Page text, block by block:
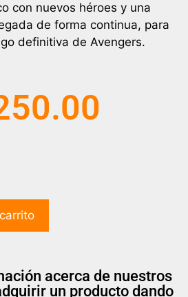
con nuevos héroes y una
de forma continua, para
definitiva de Avengers.
acerca de nuestros
un producto dando